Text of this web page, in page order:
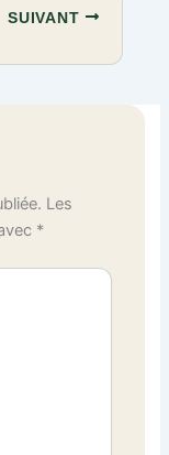
SUIVANT
Les
*